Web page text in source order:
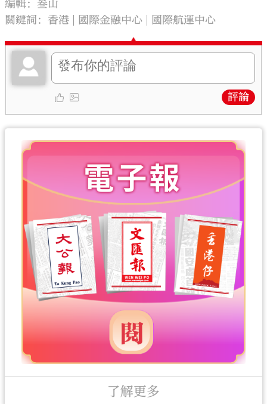
編輯：叁山
關鍵詞： 香港 國際金融中心 國際航運中心
評論
了解更多